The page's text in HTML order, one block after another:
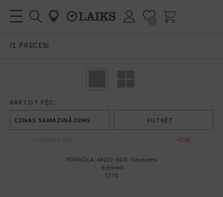
(1 PRECES)
KĀRTOT PĒC:
FILTRĒT
SUDRABS 925 -70%
PDPAOLA, AN02-608, Gredzens
€ 59.00
17.70